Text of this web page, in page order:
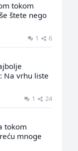
tokom
štete nego
1 6
Na vrhu liste
1 24
tokom
mnoge